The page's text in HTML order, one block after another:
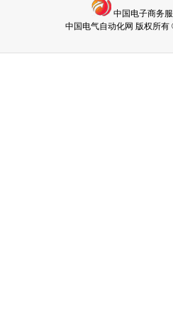
中国电子商务
中国电气自动化网 版权所